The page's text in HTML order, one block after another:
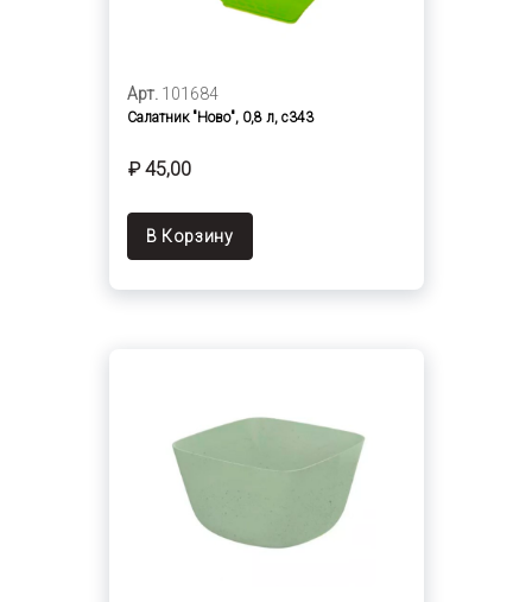
Арт. 101684
Салатник "Ново", 0,8 л, с343
₽ 45,00
В Корзину